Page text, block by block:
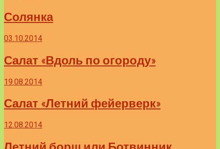
Солянка
03.10.2014
Салат «Вдоль по огороду»
19.08.2014
Салат «Летний фейерверк»
12.08.2014